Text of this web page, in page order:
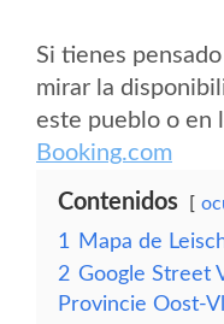
Si tienes
mirar la
este pueblo o en
Booking.com
Contenidos
1
Mapa de
2 Google Street
Provincie Oost-